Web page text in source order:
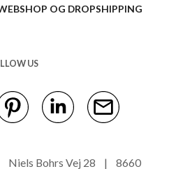
OG DROPSHIPPING
US
Niels Bohrs Vej 28 | 8660